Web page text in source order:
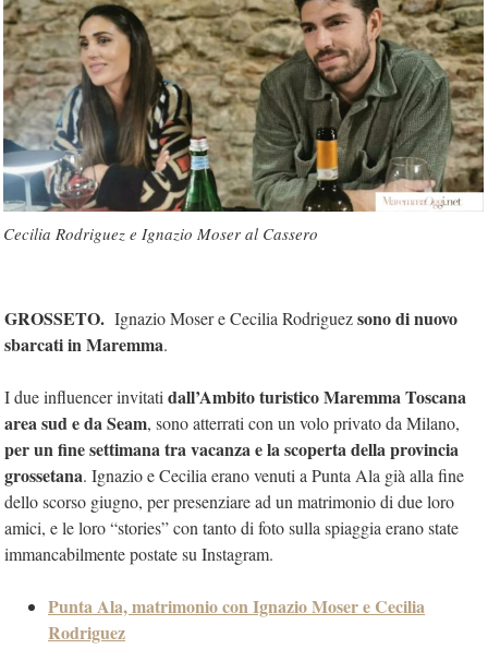
Cecilia Rodriguez e Ignazio Moser al Cassero
GROSSETO. Ignazio Moser e Cecilia Rodriguezsono di nuovo
sbarcati in Maremma.
I due influencer invitati dall’Ambito turistico Maremma Toscana
area sud e da Seam, sono atterrati con un volo privato da Milano,
per un fine settimana tra vacanza e la scoperta della provincia
grossetana. Ignazio e Cecilia erano venuti a Punta Ala già alla fine
dello scorso giugno, per presenziare ad un matrimonio di due loro
amici, e le loro “stories” con tanto di foto sulla spiaggia erano state
immancabilmente postate su Instagram.
Punta Ala, matrimonio con Ignazio Moser e Cecilia
Rodriguez